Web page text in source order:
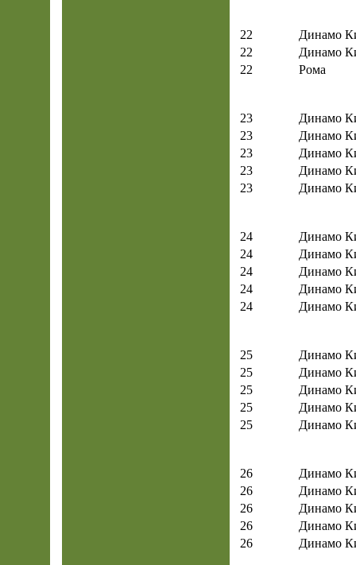
22
Динамо
22
Динамо
22
Рома
23
Динамо
23
Динамо
23
Динамо
23
Динамо
23
Динамо
24
Динамо
24
Динамо
24
Динамо
24
Динамо
24
Динамо
25
Динамо
25
Динамо
25
Динамо
25
Динамо
25
Динамо
26
Динамо
26
Динамо
26
Динамо
26
Динамо
26
Динамо